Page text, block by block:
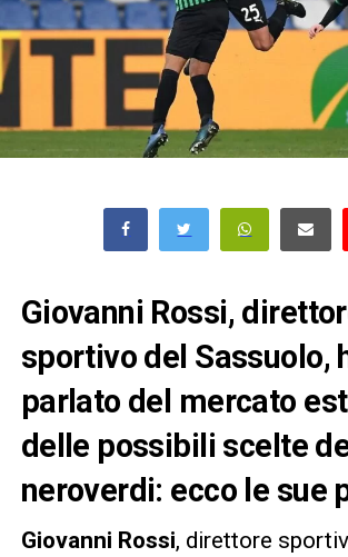
Giovanni Rossi,
sportivo del Sassuolo,
parlato del mercato
delle possibili scelte
neroverdi: ecco le sue
Giovanni Rossi, direttore